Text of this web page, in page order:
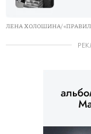
ЛЕНА ХОЛОШИНА/